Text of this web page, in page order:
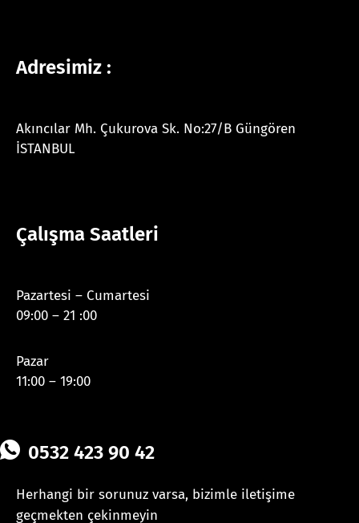
Adresimiz :
Akıncılar Mh. Çukurova Sk. No:27/B Güngören
İSTANBUL
Çalışma Saatleri
Pazartesi – Cumartesi
09:00 – 21 :00
Pazar
11:00 – 19:00
0532 423 90 42
Herhangi bir sorunuz varsa, bizimle iletişime
geçmekten çekinmeyin